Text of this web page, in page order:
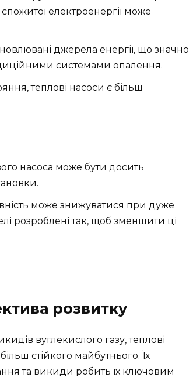
електроенергії може
джерела енергії, що значно
системами опалення.
теплові насоси є більш
насоса може бути досить
може знижуватися при дуже
розроблені так, щоб зменшити ці
розвитку
вуглекислого газу, теплові
стійкого майбутнього. Їх
та викиди робить їх ключовим